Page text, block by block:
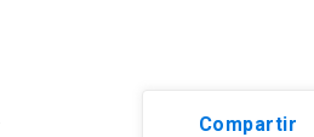
Compartir